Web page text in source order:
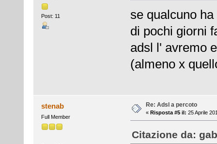
Post: 11
se qualcuno
di pochi giorni
adsl l' avremo
(almeno x
stenab
Full Member
Re: Adsl a percoto
« Risposta #5 il: 25 Aprile
Citazione da: